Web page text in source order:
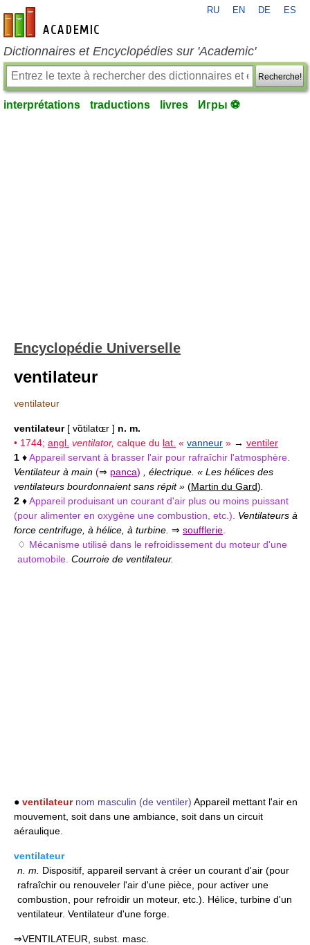
fr-academic.com
RU EN DE ES
Dictionnaires et Encyclopédies sur 'Academic'
Recherche!
interprétations traductions livres Игры ⚽
Encyclopédie Universelle
ventilateur
ventilateur
ventilateur[ vɑ̃tilatɶr ] n. m.
• 1744; angl. ventilator, calque du lat. « vanneur » → ventiler
1 ♦Appareil servant à brasser l'air pour rafraîchir l'atmosphère.
Ventilateur à main (⇒ panca) , électrique. « Les hélices des
ventilateurs bourdonnaient sans répit » (Martin du Gard)
2 ♦Appareil produisant un courant d'air plus ou moins puissant
(pour alimenter en oxygène une combustion, etc.). Ventilateurs à
force centrifuge, à hélice, à turbine. ⇒ soufflerie
♢ Mécanisme utilisé dans le refroidissement du moteur d'une
automobile. Courroie de ventilateur.
● ventilateur nom masculin (de ventiler) Appareil mettant l'air en
mouvement, soit dans une ambiance, soit dans un circuit
aéraulique.
ventilateur
n. m.
Dispositif, appareil servant à créer un courant d'air (pour
rafraîchir ou renouveler l'air d'une pièce, pour activer une
combustion, pour refroidir un moteur, etc.). Hélice, turbine d'un
ventilateur. Ventilateur d'une forge.
⇒VENTILATEUR, subst. masc.